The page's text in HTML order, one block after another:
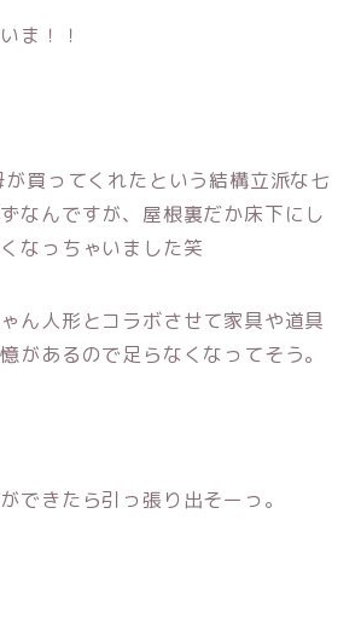
ま！！
買ってくれたという結構立派な七
なんですが、屋根裏だか床下にし
なっちゃいました笑
ん人形とコラボさせて家具や道具
があるので足らなくなってそう。
できたら引っ張り出そーっ。